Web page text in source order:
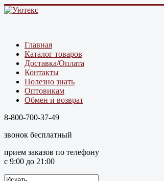
Главная
Каталог товаров
Доставка/Оплата
Контакты
Полезно знать
Оптовикам
Обмен и возврат
8-800-700-37-49
звонок бесплатный
прием заказов по телефону
с 9:00 до 21:00